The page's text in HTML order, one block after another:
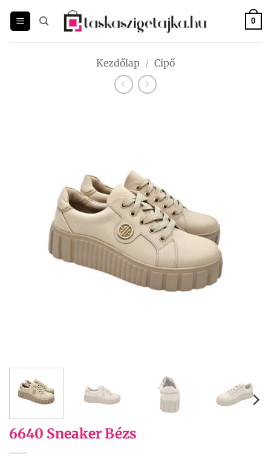
0
Kezdőlap / Cipő
6640 Sneaker Bézs